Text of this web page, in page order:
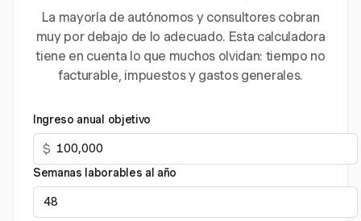
La mayoría de autónomos y consultores cobran
muy por debajo de lo adecuado. Esta calculadora
tiene en cuenta lo que muchos olvidan: tiempo no
facturable, impuestos y gastos generales.
Ingreso anual objetivo
$
Semanas laborables al año